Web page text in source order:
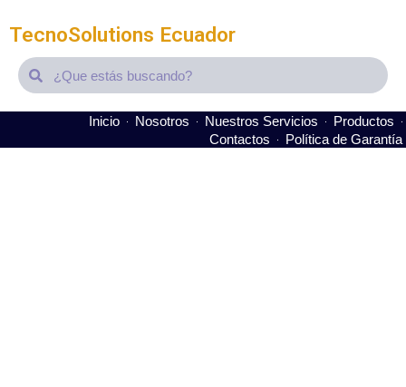
TecnoSolutions Ecuador
SearchSearch
Inicio Nosotros Nuestros Servicios
Productos
Contactos
Política de Garantía